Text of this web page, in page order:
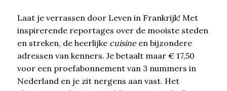
Laat je verrassen door Leven in Frankrijk! Met
inspirerende reportages over de mooiste steden
en streken, de heerlijke cuisineen bijzondere
adressen van kenners. Je betaalt maar € 17,50
voor een proefabonnement van 3 nummers in
Nederland en je zit nergens aan vast. Het